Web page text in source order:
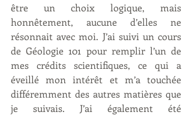
être un choix logique, mais
honnêtement, aucune d’elles ne
résonnait avec moi. J’ai suivi un cours
de Géologie 101 pour remplir l’un de
mes crédits scientifiques, ce qui a
éveillé mon intérêt et m’a touchée
différemment des autres matières que
je suivais. J’ai également été